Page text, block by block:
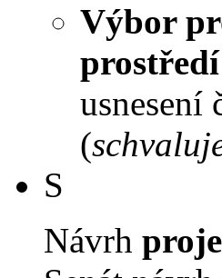
Výbor
prostředí
(
S
Návrh